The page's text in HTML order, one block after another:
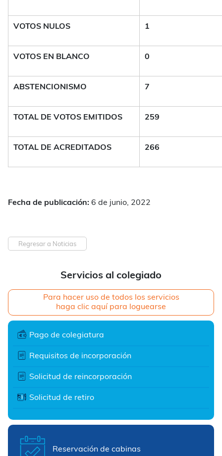
Servicios al colegiado
Para hacer uso de todos los servicios
haga clic aquí para loguearse
Pago de colegiatura
Requisitos de incorporación
Solicitud de reincorporación
Solicitud de retiro
Reservación de cabinas
VOTOS NULOS 1
VOTOS EN BLANCO 0
ABSTENCIONISMO 7
TOTAL DE VOTOS EMITIDOS 259
TOTAL DE ACREDITADOS 266
Fecha de publicación: 6 de junio, 2022
Regresar a Noticias